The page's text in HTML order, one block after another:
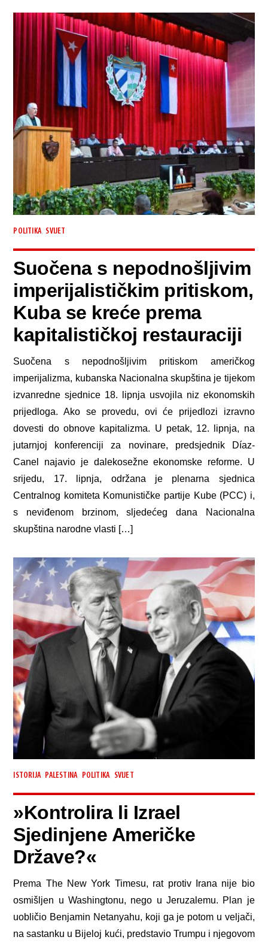
POLITIKA SVIJET
Suočena s nepodnošljivim
imperijalističkim pritiskom,
Kuba se kreće prema
kapitalističkoj restauraciji
Suočena s nepodnošljivim pritiskom američkog
imperijalizma, kubanska Nacionalna skupština je tijekom
izvanredne sjednice 18. lipnja usvojila niz ekonomskih
prijedloga. Ako se provedu, ovi će prijedlozi izravno
dovesti do obnove kapitalizma. U petak, 12. lipnja, na
jutarnjoj konferenciji za novinare, predsjednik Díaz-
Canel najavio je dalekosežne ekonomske reforme. U
srijedu, 17. lipnja, održana je plenarna sjednica
Centralnog komiteta Komunističke partije Kube (PCC) i,
s neviđenom brzinom, sljedećeg dana Nacionalna
skupština narodne vlasti […]
ISTORIJA PALESTINA POLITIKA SVIJET
»Kontrolira li Izrael
Sjedinjene Američke
Države?«
Prema The New York Timesu, rat protiv Irana nije bio
osmišljen u Washingtonu, nego u Jeruzalemu. Plan je
uobličio Benjamin Netanyahu, koji ga je potom u veljači,
na sastanku u Bijeloj kući, predstavio Trumpu i njegovom